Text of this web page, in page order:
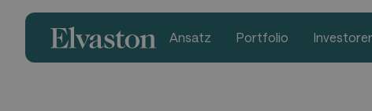
Ansatz Portfolio